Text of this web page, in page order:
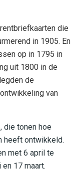
die
in 1905. En
op in 1795 in
uit 1800 in de
de
van
die tonen hoe
heeft ontwikkeld.
met 6 april te
17 maart.